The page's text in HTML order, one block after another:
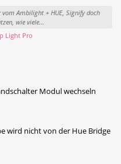
vom Ambilight + HUE, Signify doch
wie viele...
Light Pro
Modul wechseln
wird nicht von der Hue Bridge